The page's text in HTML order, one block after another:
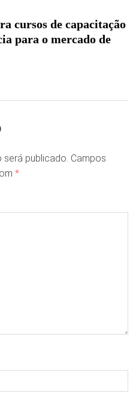
cursos de capacitação
para o mercado de
publicado. Campos
*